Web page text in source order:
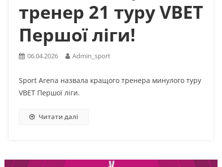
тренер 21 туру VBET
Першої ліги!
06.04.2026 Admin_sport
Sport Arena назвала кращого тренера минулого туру
VBET Першої ліги.
Читати далі